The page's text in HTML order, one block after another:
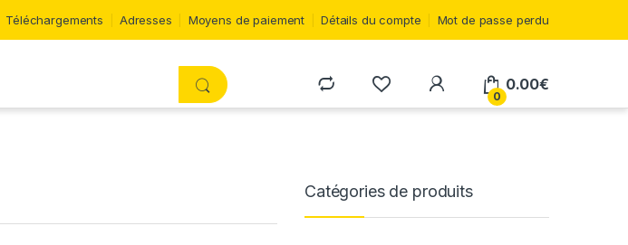
Téléchargements Adresses Moyens de paiement Détails du compte Mot de passe perdu
0
0.00€
Catégories de produits